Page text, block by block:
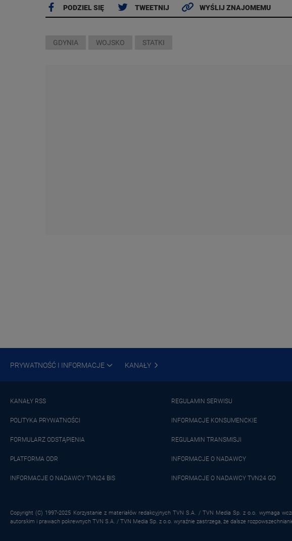
PODZIEL SIĘ TWEETNIJ WYŚLIJ ZNAJOMEMU
GDYNIA WOJSKO STATKI
PRYWATNOŚĆ I INFORMACJE KANAŁY
KANAŁY RSS REGULAMIN SERWISU
POLITYKA PRYWATNOŚCI INFORMACJE KONSUMENCKIE
FORMULARZ ODSTĄPIENIA REGULAMIN TRANSMISJI
PLATFORMA ODR INFORMACJE O NADAWCY
INFORMACJE O NADAWCY TVN24 BIS INFORMACJE O NADAWCY TVN24 GO
Copyright (C) 1997-2025 Korzystanie z materiałów redakcyjnych TVN S.A. / TVN Media Sp. z o.o. wymaga
autorskim i prawach pokrewnych TVN S.A. / TVN Media Sp. z o.o. wyraźnie zastrzega, że dalsze